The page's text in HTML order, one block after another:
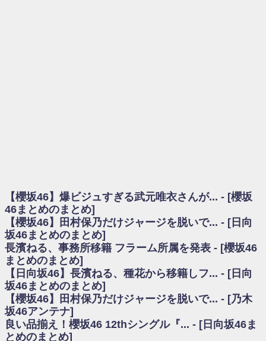
日向坂46まとめのまとめ / 【日向坂46】富田鈴花1st写真集、発売記念記者
会見の模様がこちら！
乃木坂欅坂まとめのまとめ / 【日向坂46】河田陽菜卒業の影響、ガチでデ
カそう...
欅坂あんてな ～欅坂46のニュース・情報・話題をピックアップ / れなッ
ピーズ集結！櫻坂46守屋麗奈×遠藤理子、8/6「ラヴィット！」水曜スタジオ出
演決定
欅坂/日向坂46まとめのまとめ / 【櫻坂46】田村保乃だけジャージを脱いで
いた理由
日向坂46まとめのまとめ / 【日向坂46】若林さん「笑えないぐらい師匠だ
から」佐々木久美と卒業後初の共演の様子がこちら！【激レアさん】
日向坂46まとめのまとめ / 【元日向坂46】情報解禁前で言えない！？丹生
ちゃん、メンバーと会った模様
乃木坂欅坂まとめのまとめ / 【日向坂46】この月、何かあるのか！？『お
【櫻坂46】爆ビジュすぎる武元唯衣さんが... - [櫻坂
46まとめのまとめ]
【櫻坂46】田村保乃だけジャージを脱いで... - [日向
坂46まとめのまとめ]
長濱ねる、事務所移籍 フラーム所属を発表 - [櫻坂46
まとめのまとめ]
【日向坂46】長濱ねる、種花から移籍しフ... - [日向
坂46まとめのまとめ]
【櫻坂46】田村保乃だけジャージを脱いで... - [乃木
坂46アンテナ]
良い品揃え！櫻坂46 12thシングル『... - [日向坂46ま
とめのまとめ]